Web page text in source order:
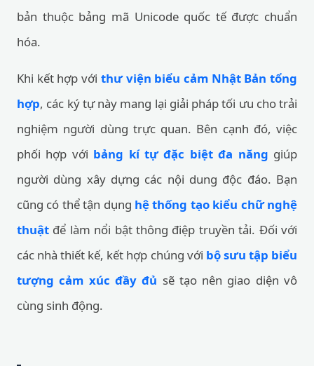
bản thuộc bảng mã Unicode quốc tế được chuẩn
hóa.
Khi kết hợp với thư viện biểu cảm Nhật Bản tổng
hợp, các ký tự này mang lại giải pháp tối ưu cho trải
nghiệm người dùng trực quan. Bên cạnh đó, việc
phối hợp với bảng kí tự đặc biệt đa năng giúp
người dùng xây dựng các nội dung độc đáo. Bạn
cũng có thể tận dụng hệ thống tạo kiểu chữ nghệ
thuật để làm nổi bật thông điệp truyền tải. Đối với
các nhà thiết kế, kết hợp chúng với bộ sưu tập biểu
tượng cảm xúc đầy đủ sẽ tạo nên giao diện vô
cùng sinh động.